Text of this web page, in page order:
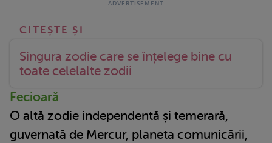
Singura zodie care se înțelege bine cu
toate celelalte zodii
Fecioară
O altă zodie independentă și temerară,
guvernată de Mercur, planeta comunicării,